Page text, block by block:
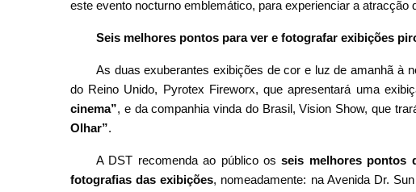
este evento nocturno emblemático, para experienciar a atracção
Seis melhores pontos para ver e fotografar exibições
As duas exuberantes exibições de cor e luz de amanhã à
do Reino Unido, Pyrotex Fireworx, que apresentará uma
cinema”, e da companhia vinda do Brasil, Vision Show, que
Olhar”.
A DST recomenda ao público osseis melhores pontos
fotografias das exibições, nomeadamente: na Avenida Dr.